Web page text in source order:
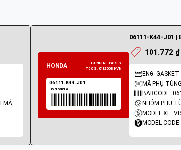
NHÓM PHỤ TÙNG: LỐC MÁY -VÁCH MÁY - GIOĂNG MÁY
06111-K44-J01 |
101.772 ₫
ENG: GASKET
MÃ PHỤ
BARCODE:
MODEL XE:
MODEL